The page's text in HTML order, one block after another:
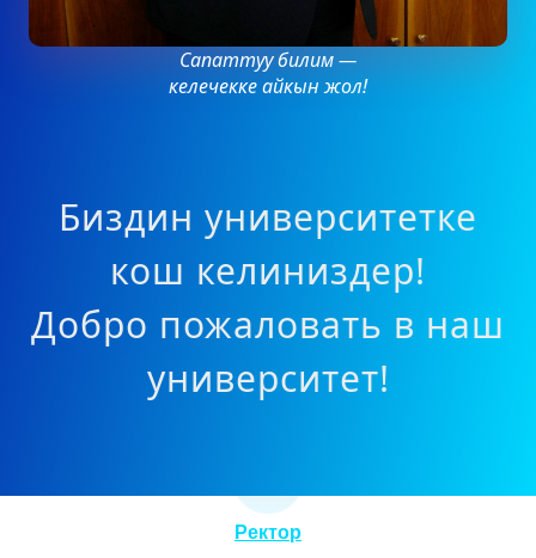
Сапаттуу билим —
келечекке айкын жол!
Биздин университетке
кош келиниздер!
Добро пожаловать в наш
университет!
Ректор